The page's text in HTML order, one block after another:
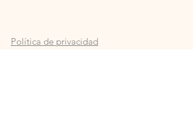
Política de privacidad